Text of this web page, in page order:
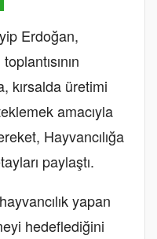
Erdoğan,
kırsalda üretimi
amacıyla
Hayvancılığa
paylaştı.
yapan
hedeflediğini